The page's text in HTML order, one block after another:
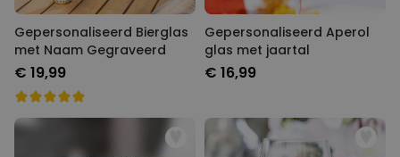
Gepersonaliseerd Bierglas
met Naam Gegraveerd
€ 19,99
Gepersonaliseerd Aperol
glas met jaartal
€ 16,99